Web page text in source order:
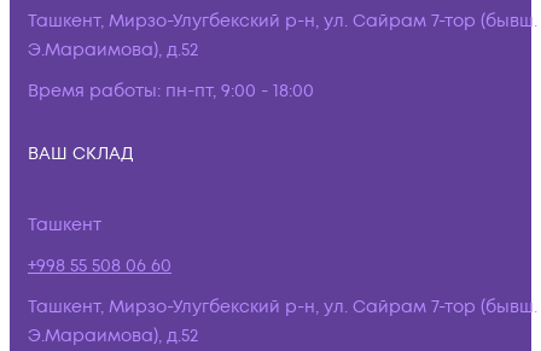
Ташкент, Мирзо-Улугбекский р-н, ул. Сайрам 7-тор (бывш.
Э.Мараимова), д.52
Время работы: пн-пт, 9:00 - 18:00
ВАШ СКЛАД
Ташкент
+998 55 508 06 60
Ташкент, Мирзо-Улугбекский р-н, ул. Сайрам 7-тор (бывш.
Э.Мараимова), д.52